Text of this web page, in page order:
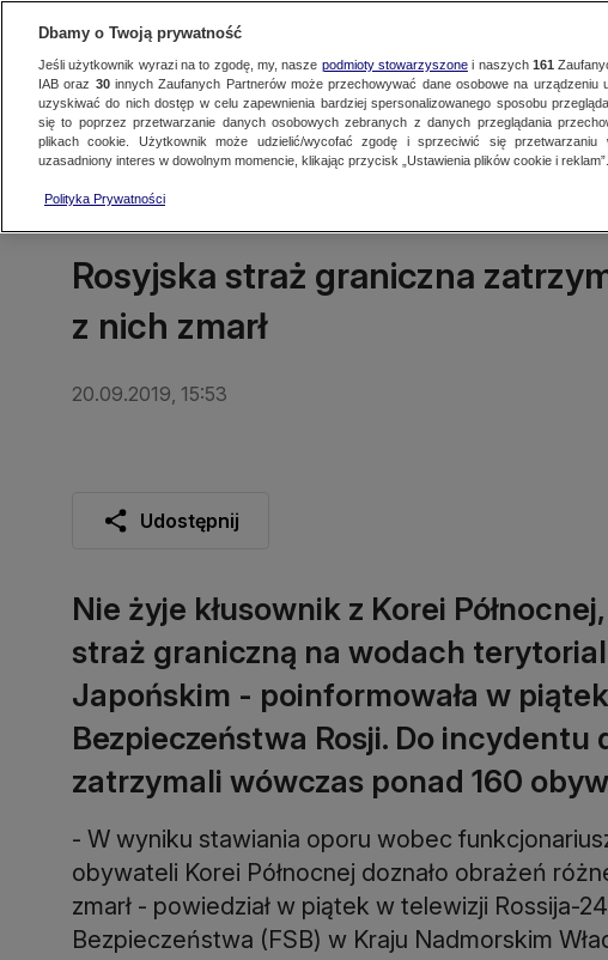
Oglądaj TVN24NajnowszeFaktyŚwiat PolskaRegionalne Więcej
Rosyjska straż graniczna
z nich zmarł
20.09.2019, 15:53
Udostępnij
Nie żyje kłusownik z Korei
straż graniczną na wodach
Japońskim - poinformowała w
Bezpieczeństwa Rosji. Do incydentu
zatrzymali wówczas ponad 160
- W wyniku stawiania oporu wobec
obywateli Korei Północnej doznało obrażeń
zmarł - powiedział w piątek w telewizji Rossija-
Bezpieczeństwa (FSB) w Kraju Nadmorskim
Dbamy o Twoją prywatność
Jeśli użytkownik wyrazi na to zgodę, my, nasze podmioty stowarzyszonei naszych 161
IAB oraz 30innych Zaufanych Partnerów może przechowywać dane osobowe na urządzeniu
uzyskiwać do nich dostęp w celu zapewnienia bardziej spersonalizowanego sposobu
się to poprzez przetwarzanie danych osobowych zebranych z danych przeglądania
plikach cookie. Użytkownik może udzielić/wycofać zgodę i sprzeciwić się
uzasadniony interes w dowolnym momencie, klikając przycisk „Ustawienia plików cookie i reklam”.
Polityka Prywatności